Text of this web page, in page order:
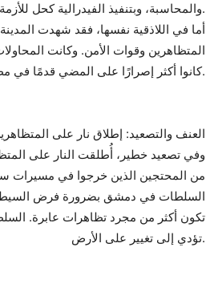
والمحاسبة، وبتنفيذ الفيدرالية كحل للأزمة السورية المستمرة.
أما في اللاذقية نفسها، فقد شهدت
المتظاهرين وقوات الأمن. وكانت
كانوا أكثر إصرارًا على المضي قدمًا في مطالبهم، الأمر الذي أثار القلق بشأن مستقبل هذه التحركات.
العنف والتصعيد: إطلاق نار على
وفي تصعيد خطير، أُطلقت النار على
من المحتجين الذين خرجوا في مسيرات
السلطات في دمشق بضرورة فرض
تكون أكثر من مجرد تظاهرات عابرة.
تؤدي إلى تغيير على الأرض.